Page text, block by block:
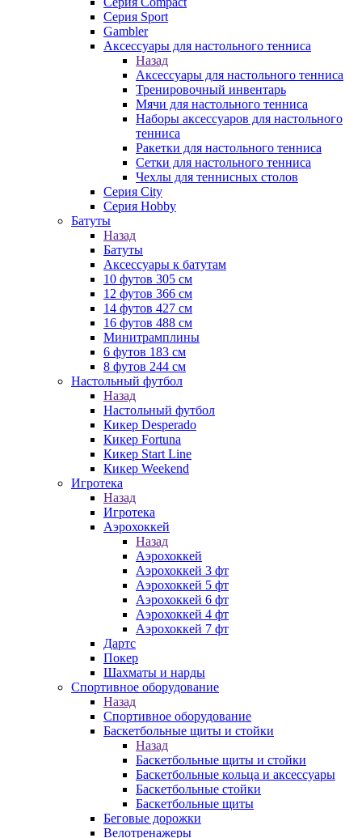
Серия Sport
Gambler
Аксессуары для настольного тенниса
Назад
Аксессуары для настольного тенниса
Тренировочный инвентарь
Мячи для настольного тенниса
Наборы аксессуаров для настольного
тенниса
Ракетки для настольного тенниса
Сетки для настольного тенниса
Чехлы для теннисных столов
Серия City
Серия Hobby
Батуты
Назад
Батуты
Аксессуары к батутам
10 футов 305 см
12 футов 366 см
14 футов 427 см
16 футов 488 см
Минитрамплины
6 футов 183 см
8 футов 244 см
Настольный футбол
Назад
Настольный футбол
Кикер Desperado
Кикер Fortuna
Кикер Start Line
Кикер Weekend
Игротека
Назад
Игротека
Аэрохоккей
Назад
Аэрохоккей
Аэрохоккей 3 фт
Аэрохоккей 5 фт
Аэрохоккей 6 фт
Аэрохоккей 4 фт
Аэрохоккей 7 фт
Дартс
Покер
Шахматы и нарды
Спортивное оборудование
Назад
Спортивное оборудование
Баскетбольные щиты и стойки
Назад
Баскетбольные щиты и стойки
Баскетбольные кольца и аксессуары
Баскетбольные стойки
Баскетбольные щиты
Беговые дорожки
Велотренажеры